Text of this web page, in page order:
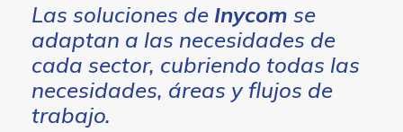
Las soluciones de Inycom se
adaptan a las necesidades de
cada sector, cubriendo todas las
necesidades, áreas y flujos de
trabajo.